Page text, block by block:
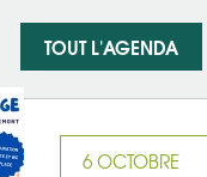
6 OCTOBRE
TOUT L'AGENDA